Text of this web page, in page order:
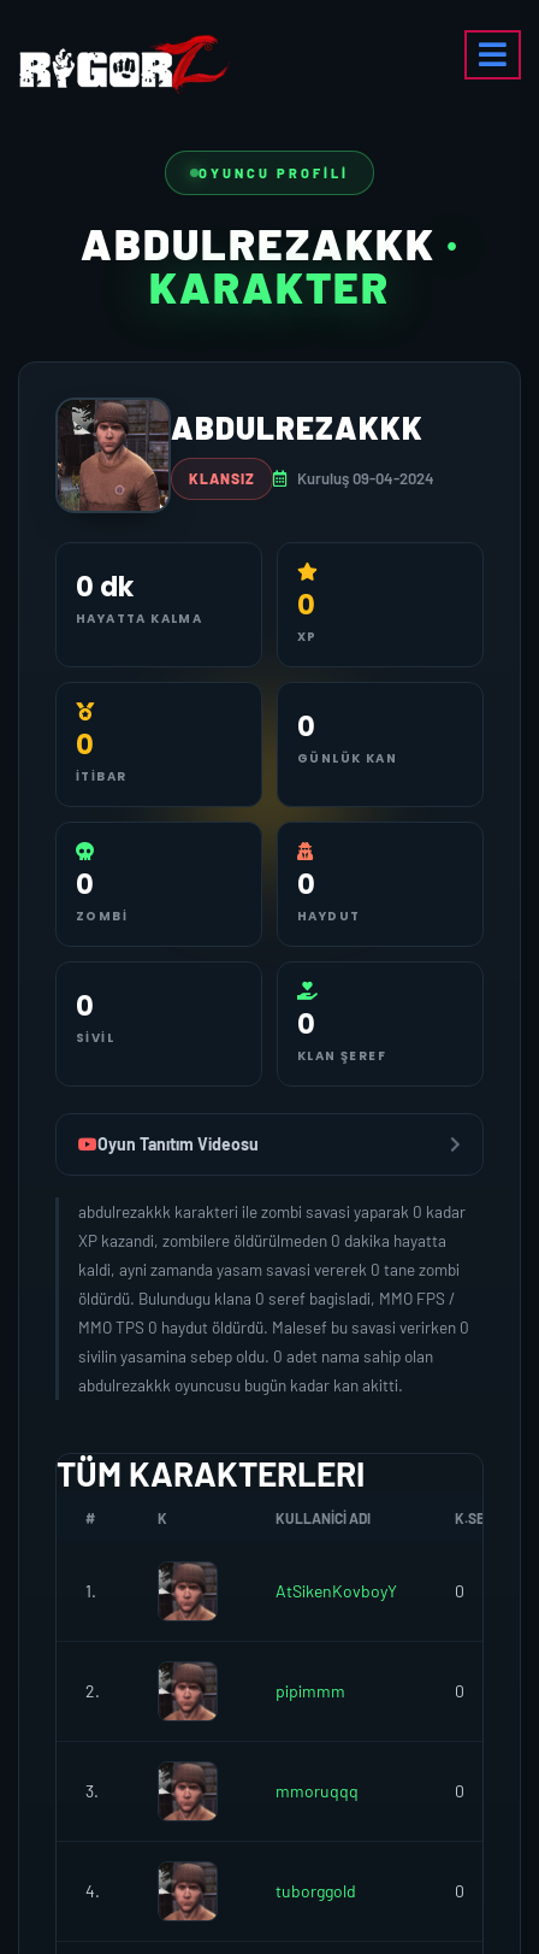
OYUNCU PROFILI
ABDULREZAKKK ·
KARAKTER
ABDULREZAKKK
KLANSIZ Kuruluş 09-04-2024
0 dk
HAYATTA KALMA 0
XP
0
İTIBAR
0
GÜNLÜK KAN
0
ZOMBI
0
HAYDUT
0
SIVIL 0
KLAN ŞEREF
Oyun Tanıtım Videosu
abdulrezakkk karakteri ile zombi savasi yaparak 0 kadar
XP kazandi, zombilere öldürülmeden 0 dakika hayatta
kaldi, ayni zamanda yasam savasi vererek 0 tane zombi
öldürdü. Bulundugu klana 0 seref bagisladi, MMO FPS /
MMO TPS 0 haydut öldürdü. Malesef bu savasi verirken 0
sivilin yasamina sebep oldu. 0 adet nama sahip olan
abdulrezakkk oyuncusu bugün kadar kan akitti.
TÜM KARAKTERLERI
# K KULLANICI ADI K.SEREFI
1. AtSikenKovboyY 0
2. pipimmm 0
3. mmoruqqq 0
4. tuborggold 0